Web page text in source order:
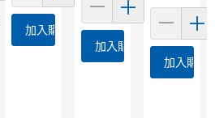
加入購物車
加入購物車
加入購物